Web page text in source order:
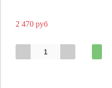
2 470 руб